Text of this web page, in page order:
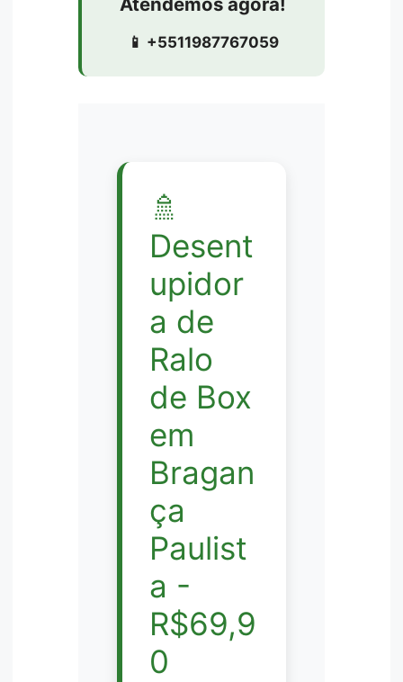
📱 +5511987767059
🚿
Desent
upidor
a de
Ralo
de Box
em
Bragan
ça
Paulist
a -
R$69,9
0